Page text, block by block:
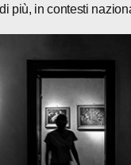
più, in contesti